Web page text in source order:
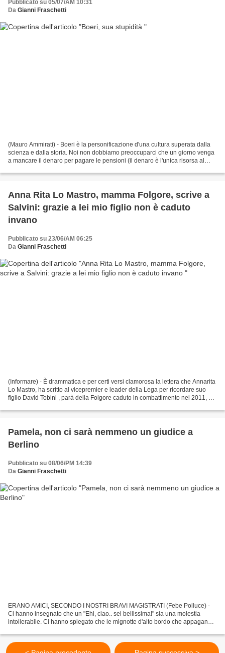
Pubblicato su 05/07/AM 10:31
Da Gianni Fraschetti
(Mauro Ammirati) - Boeri è la personificazione d'una cultura superata dalla
scienza e dalla storia. Noi non dobbiamo preoccuparci che un giorno venga
a mancare il denaro per pagare le pensioni (il denaro è l'unica risorsa al
Anna Rita Lo Mastro, mamma Folgore, scrive a
Salvini: grazie a lei mio figlio non è caduto
invano
Pubblicato su 23/06/AM 06:25
Da Gianni Fraschetti
(Informare) - È drammatica e per certi versi clamorosa la lettera che Annarita
Lo Mastro, ha scritto al vicepremier e leader della Lega per ricordare suo
figlio David Tobini , parà della Folgore caduto in combattimento nel 2011, a
Pamela, non ci sarà nemmeno un giudice a
Berlino
Pubblicato su 08/06/PM 14:39
Da Gianni Fraschetti
ERANO AMICI, SECONDO I NOSTRI BRAVI MAGISTRATI (Febe Polluce) -
Ci hanno insegnato che un "Ehi, ciao.. sei bellissima!" sia una molestia
intollerabile. Ci hanno spiegato che le mignotte d'alto bordo che appagano